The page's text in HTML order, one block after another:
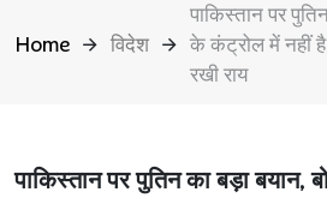
Home विदेश
पाकिस्तान पर
के कंट्रोल में नहीं
रखी राय
पाकिस्तान पर पुतिन का बड़ा